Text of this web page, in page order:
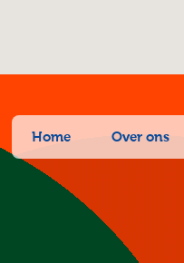
Home Over ons